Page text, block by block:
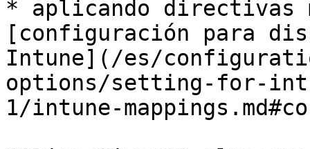
* aplicando directivas
[configuración para
Intune](/es/
options/setting-for-
1/intune-